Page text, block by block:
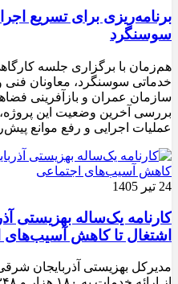
برنامه‌ریزی برای تسریع
سوسنگرد
هم‌زمان با برگزاری جلسه
خدماتی سوسنگرد، معاونان
سازمان عمران و بازآفرینی
بررسی آخرین وضعیت این
عملیات اجرایی و رفع موانع
24 تیر 1405
کارنامه یک‌ساله بهزیستی
اشتغال تا کاهش آسیب‌های
مدیرکل بهزیستی آذربایجان